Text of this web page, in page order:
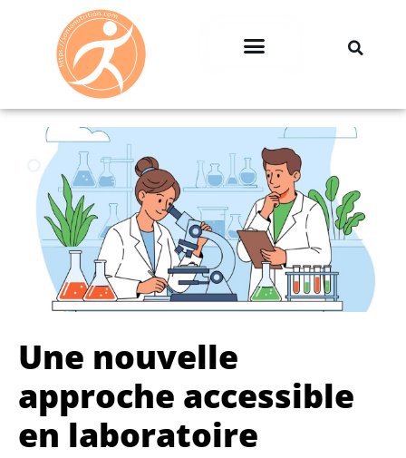
Une nouvelle
approche accessible
en laboratoire